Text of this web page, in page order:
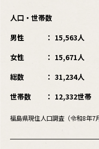
人口・世帯数
男性
15,563人
女性
15,671人
総数
31,234人
世帯数
12,332世帯
福島県現住人口調査（令和8年7